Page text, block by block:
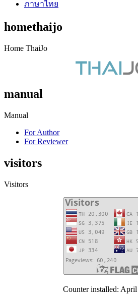
ภาษาไทย
homethaijo
Home ThaiJo
manual
Manual
For Author
For Reviewer
visitors
Visitors
Counter installed: